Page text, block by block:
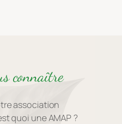
connaître
association
quoi une AMAP ?